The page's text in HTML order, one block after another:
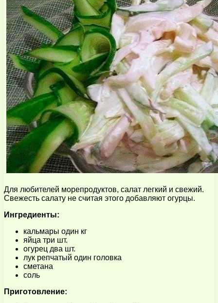
Для любителей морепродуктов, салат легкий и свежий.
Свежесть салату не считая этого добавляют огурцы.
Ингредиенты:
кальмары один кг
яйца три шт.
огурец два шт.
лук репчатый один головка
сметана
соль
Приготовление: